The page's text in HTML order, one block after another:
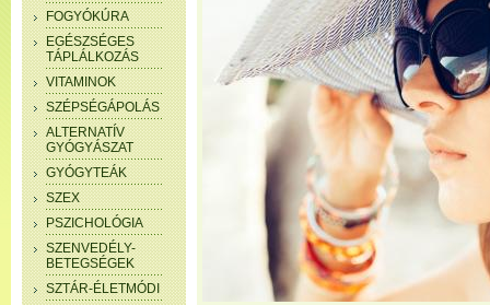
FOGYÓKÚRA
EGÉSZSÉGES
TÁPLÁLKOZÁS
VITAMINOK
SZÉPSÉGÁPOLÁS
ALTERNATÍV
GYÓGYÁSZAT
GYÓGYTEÁK
SZEX
PSZICHOLÓGIA
SZENVEDÉLY-
BETEGSÉGEK
SZTÁR-ÉLETMÓDI